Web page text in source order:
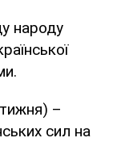
народу
–
сил на